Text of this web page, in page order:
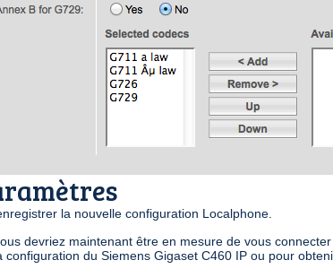
la nouvelle configuration Localphone.
devriez maintenant être en mesure de vous
du Siemens Gigaset C460 IP ou pour